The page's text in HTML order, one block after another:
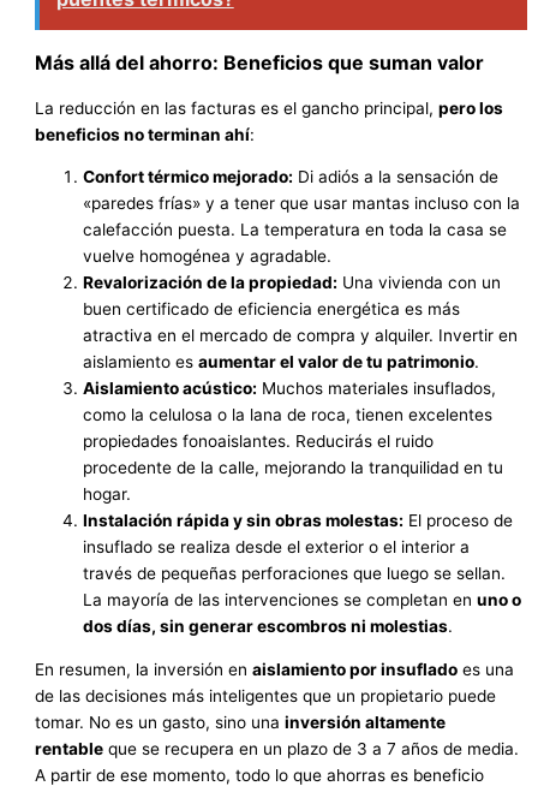
Más allá del ahorro: Beneficios que suman valor
La reducción en las facturas es el gancho principal,pero los
beneficios no terminan ahí:
Confort térmico mejorado: Di adiós a la sensación de
«paredes frías» y a tener que usar mantas incluso con la
calefacción puesta. La temperatura en toda la casa se
vuelve homogénea y agradable.
Revalorización de la propiedad: Una vivienda con un
buen certificado de eficiencia energética es más
atractiva en el mercado de compra y alquiler. Invertir en
aislamiento esaumentar el valor de tu patrimonio.
Aislamiento acústico: Muchos materiales insuflados,
como la celulosa o la lana de roca, tienen excelentes
propiedades fonoaislantes. Reducirás el ruido
procedente de la calle, mejorando la tranquilidad en tu
hogar.
Instalación rápida y sin obras molestas: El proceso de
insuflado se realiza desde el exterior o el interior a
través de pequeñas perforaciones que luego se sellan.
La mayoría de las intervenciones se completan enuno o
dos días, sin generar escombros ni molestias.
En resumen, la inversión enaislamiento por insuflado es una
de las decisiones más inteligentes que un propietario puede
tomar. No es un gasto, sino unainversión altamente
rentable que se recupera en un plazo de 3 a 7 años de media.
A partir de ese momento, todo lo que ahorras es beneficio